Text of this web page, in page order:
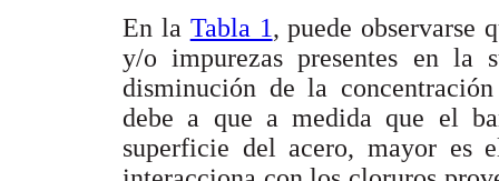
En la Tabla 1, puede observarse
y/o impurezas presentes en la
disminución de la
debe a que a medida que el
superficie del acero, mayor es